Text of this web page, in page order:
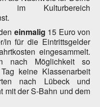
im Kulturbereich
einmalig 15 Euro von
in für die Eintrittsgelder
eingesammelt.
nach Möglichkeit so
keine Klassenarbeit
nach Lübeck und
mit der S-Bahn und dem